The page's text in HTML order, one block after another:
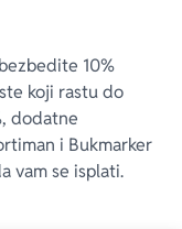
10%
koji rastu do
dodatne
i Bukmarker
vam se isplati.